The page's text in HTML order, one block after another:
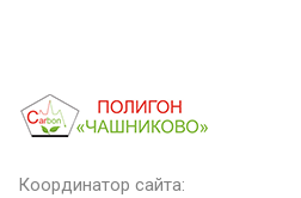
Координатор сайта: